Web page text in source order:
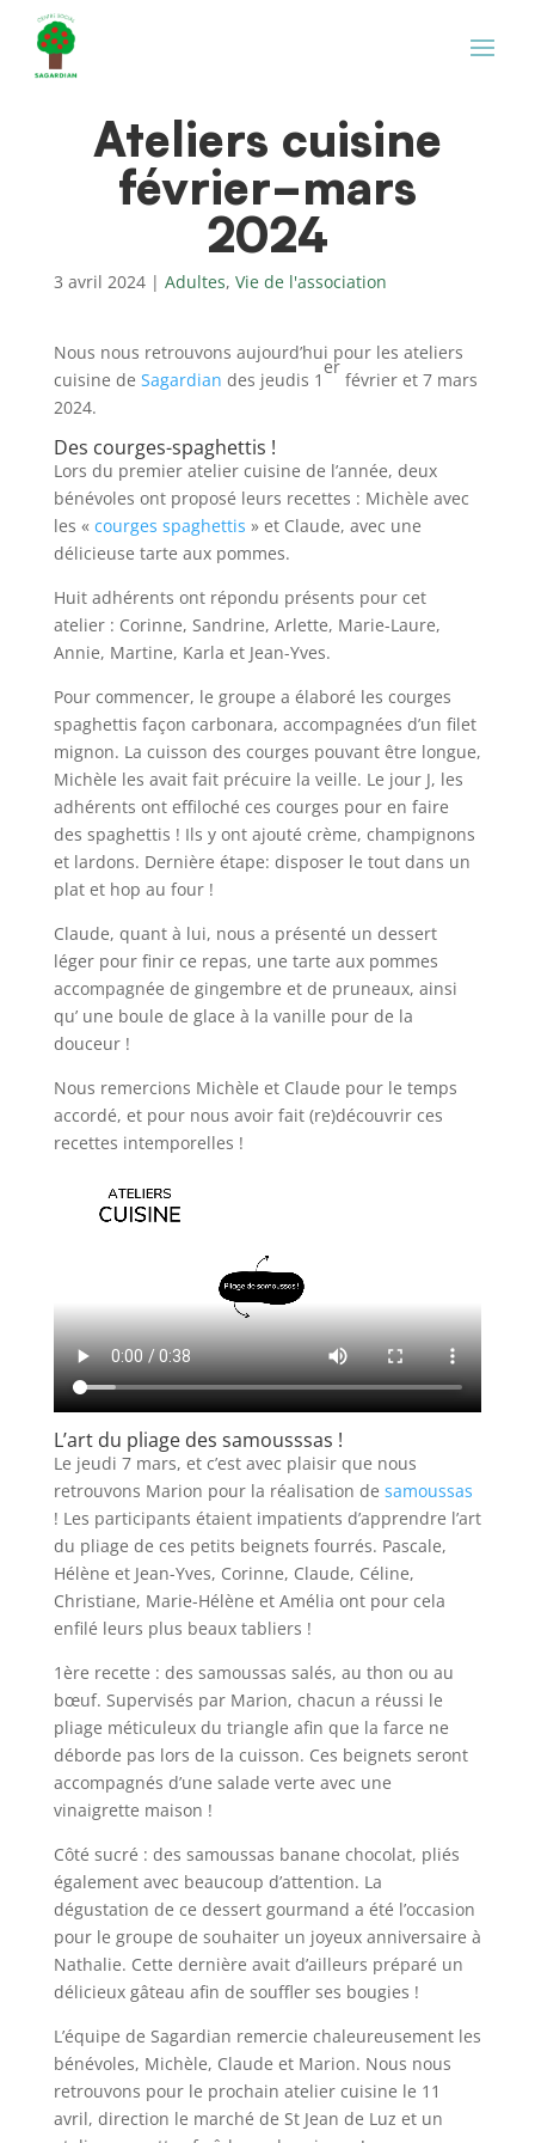
Ateliers cuisine
février-mars
2024
3 avril 2024| Adultes, Vie de l'association
Nous nous retrouvons aujourd’hui pour les ateliers
cuisine de Sagardian des jeudis 1
er
février et 7 mars
2024.
Des courges-spaghettis !
Lors du premier atelier cuisine de l’année, deux
bénévoles ont proposé leurs recettes : Michèle avec
les « courges spaghettis » et Claude, avec une
délicieuse tarte aux pommes.
Huit adhérents ont répondu présents pour cet
atelier : Corinne, Sandrine, Arlette, Marie-Laure,
Annie, Martine, Karla et Jean-Yves.
Pour commencer, le groupe a élaboré les courges
spaghettis façon carbonara, accompagnées d’un filet
mignon. La cuisson des courges pouvant être longue,
Michèle les avait fait précuire la veille. Le jour J, les
adhérents ont effiloché ces courges pour en faire
des spaghettis ! Ils y ont ajouté crème, champignons
et lardons. Dernière étape: disposer le tout dans un
plat et hop au four !
Claude, quant à lui, nous a présenté un dessert
léger pour finir ce repas, une tarte aux pommes
accompagnée de gingembre et de pruneaux, ainsi
qu’ une boule de glace à la vanille pour de la
douceur !
Nous remercions Michèle et Claude pour le temps
accordé, et pour nous avoir fait (re)découvrir ces
recettes intemporelles !
L’art du pliage des samousssas !
Le jeudi 7 mars, et c’est avec plaisir que nous
retrouvons Marion pour la réalisation de samoussas
! Les participants étaient impatients d’apprendre l’art
du pliage de ces petits beignets fourrés. Pascale,
Hélène et Jean-Yves, Corinne, Claude, Céline,
Christiane, Marie-Hélène et Amélia ont pour cela
enfilé leurs plus beaux tabliers !
1ère recette : des samoussas salés, au thon ou au
bœuf. Supervisés par Marion, chacun a réussi le
pliage méticuleux du triangle afin que la farce ne
déborde pas lors de la cuisson. Ces beignets seront
accompagnés d’une salade verte avec une
vinaigrette maison !
Côté sucré : des samoussas banane chocolat, pliés
également avec beaucoup d’attention. La
dégustation de ce dessert gourmand a été l’occasion
pour le groupe de souhaiter un joyeux anniversaire à
Nathalie. Cette dernière avait d’ailleurs préparé un
délicieux gâteau afin de souffler ses bougies !
L’équipe de Sagardian remercie chaleureusement les
bénévoles, Michèle, Claude et Marion. Nous nous
retrouvons pour le prochain atelier cuisine le 11
avril, direction le marché de St Jean de Luz et un